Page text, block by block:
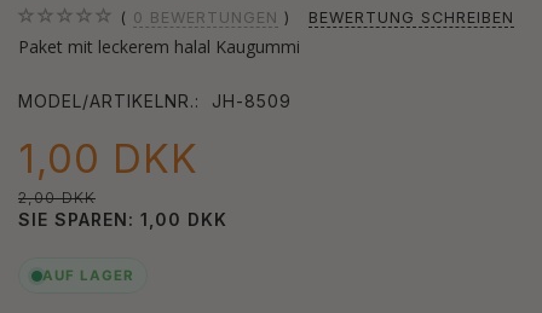
0 BEWERTUNGEN BEWERTUNG SCHREIBEN
Paket mit leckerem halal Kaugummi
MODEL/ARTIKELNR.: JH-8509
1,00 DKK
2,00 DKK
SIE SPAREN: 1,00 DKK
AUF LAGER